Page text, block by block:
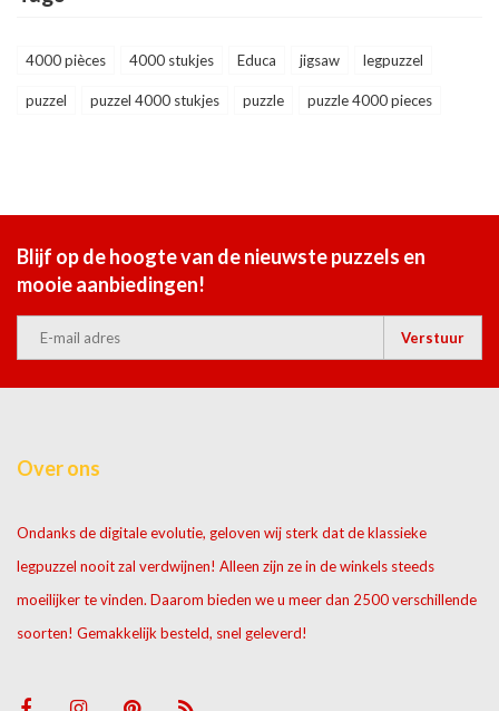
4000 pièces 4000 stukjes Educa jigsaw legpuzzel
puzzel puzzel 4000 stukjes puzzle puzzle 4000 pieces
Blijf op de hoogte van de nieuwste puzzels en
mooie aanbiedingen!
Verstuur
Over ons
Ondanks de digitale evolutie, geloven wij sterk dat de klassieke
legpuzzel nooit zal verdwijnen! Alleen zijn ze in de winkels steeds
moeilijker te vinden. Daarom bieden we u meer dan 2500 verschillende
soorten! Gemakkelijk besteld, snel geleverd!